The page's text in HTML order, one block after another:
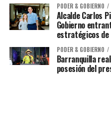
PODER & GOBIERNO
Alcalde Carlos
Gobierno
estratégicos
PODER & GOBIERNO
Barranquilla
posesión del